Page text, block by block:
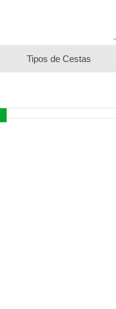
Tipos de Cestas